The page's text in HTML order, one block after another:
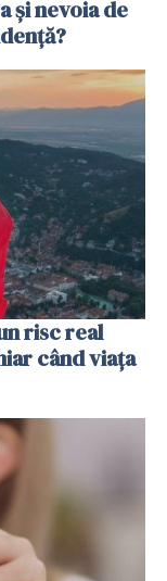
și nevoia de
risc real
când viața